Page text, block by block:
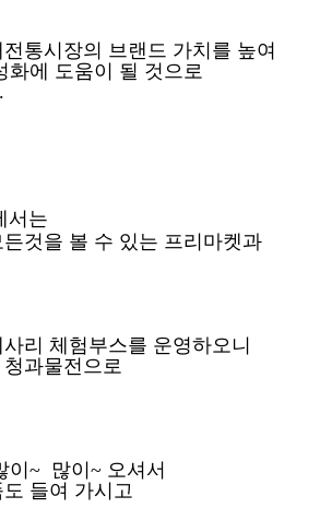
통시장의 브랜드 가치를 높여
화에 도움이 될 것으로
서는
것을 볼 수 있는 프리마켓과
리 체험부스를 운영하오니
과물전으로
이~ 많이~ 오셔서
들여 가시고